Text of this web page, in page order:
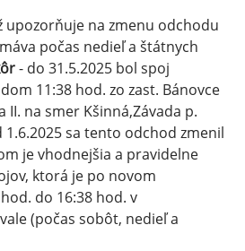
upozorňuje na zmenu odchodu
počas nedieľ a štátnych
- do 31.5.2025 bol spoj
11:38 hod. zo zast. Bánovce
II. na smer Kšinná,Závada p.
sa tento odchod zmenil
je vhodnejšia a pravidelne
ktorá je po novom
do 16:38 hod. v
(počas sobôt, nedieľ a